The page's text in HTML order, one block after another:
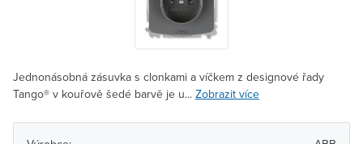
Jednonásobná zásuvka s clonkami a víčkem z designové řady
Tango® v kouřově šedé barvě je u... Zobrazit více